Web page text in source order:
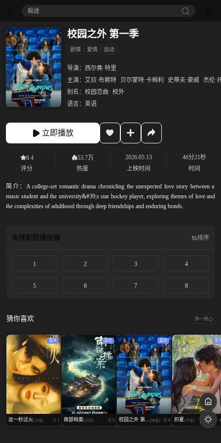
痴迷
校园之外 第一季
剧情 爱情 运动
导演： 西尔弗·特里
主演： 艾拉·布赖特 贝尔蒙特·卡梅利 史蒂夫·豪威 杰伦·
别名： 校园恋曲
校外
语言： 英语
立即播放
8.4
评分
53.7万
热度
2026.05.13
上映时间
46分21秒
时间
简介： A college-set romantic drama chronicling the unexpected love story between a
music student and the university&#39;s star hockey player, exploring themes of love and
the complexities of adulthood through deep friendships and enduring bonds.
金牌影院播放器 排序
1 2 3 4
5 6 7 8
猜你喜欢 换一换
蓝光
这一秒过火(33全) 5.1
蓝光
南部档案(33全) 6.5
蓝光
校园之外 第... (08全) 8.4
蓝
炽夏(29全)